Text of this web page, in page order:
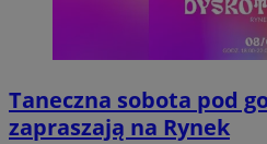
Taneczna sobota pod
zapraszają na Rynek